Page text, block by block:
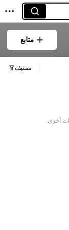
متابع
تصنيف
أخرى.